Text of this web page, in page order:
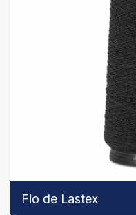
Fio de Lastex